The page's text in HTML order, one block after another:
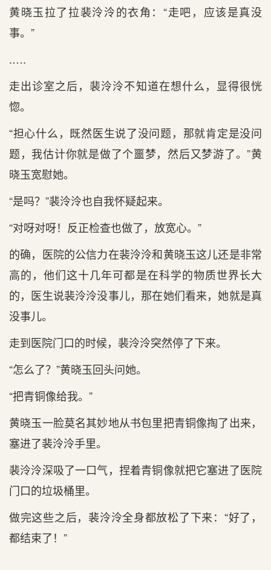
黄晓玉拉了拉裴泠泠的衣角：“走吧，应该是真没
事。”
.….
走出诊室之后，裴泠泠不知道在想什么，显得很恍
惚。
“担心什么，既然医生说了没问题，那就肯定是没问
题，我估计你就是做了个噩梦，然后又梦游了。”黄
晓玉宽慰她。
“是吗？”裴泠泠也自我怀疑起来。
“对呀对呀！反正检查也做了，放宽心。”
的确，医院的公信力在裴泠泠和黄晓玉这儿还是非常
高的，他们这十几年可都是在科学的物质世界长大
的，医生说裴泠泠没事儿，那在她们看来，她就是真
没事儿。
走到医院门口的时候，裴泠泠突然停了下来。
“怎么了？”黄晓玉回头问她。
“把青铜像给我。”
黄晓玉一脸莫名其妙地从书包里把青铜像掏了出来，
塞进了裴泠泠手里。
裴泠泠深吸了一口气，捏着青铜像就把它塞进了医院
门口的垃圾桶里。
做完这些之后，裴泠泠全身都放松了下来：“好了，
都结束了！”